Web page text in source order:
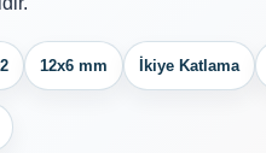
12x6 mm İkiye Katlama